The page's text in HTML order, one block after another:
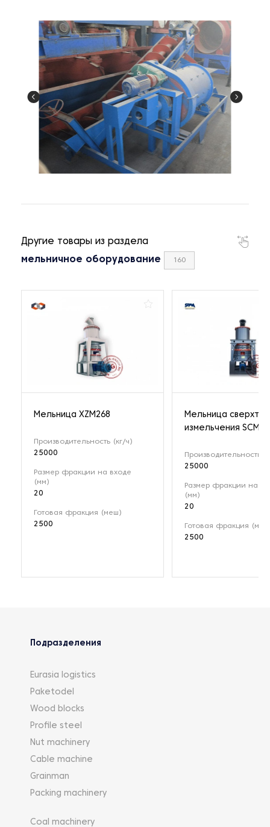
Другие товары из раздела
мельничное оборудование 160
Мельница XZM268
Производительность (кг/ч)
25000
Размер фракции на входе
(мм)
20
Готовая фракция (меш)
2500
Мельница
измельчения
Производительность
25000
Размер фракции на
(мм)
20
Готовая фракция
2500
Подразделения
Eurasia logistics
Paketodel
Wood blocks
Profile steel
Nut machinery
Cable machine
Grainman
Packing machinery
Coal machinery